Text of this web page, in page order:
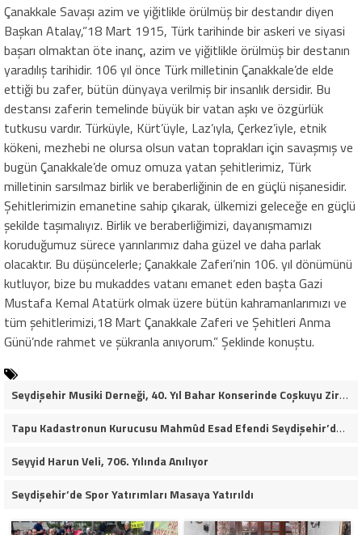
Çanakkale Savaşı azim ve yiğitlikle örülmüş bir destandır diyen
Başkan Atalay,”18 Mart 1915, Türk tarihinde bir askeri ve siyasi
başarı olmaktan öte inanç, azim ve yiğitlikle örülmüş bir destanın
yaradılış tarihidir. 106 yıl önce Türk milletinin Çanakkale’de elde
ettiği bu zafer, bütün dünyaya verilmiş bir insanlık dersidir. Bu
destansı zaferin temelinde büyük bir vatan aşkı ve özgürlük
tutkusu vardır. Türküyle, Kürt’üyle, Laz’ıyla, Çerkez’iyle, etnik
kökeni, mezhebi ne olursa olsun vatan toprakları için savaşmış ve
bugün Çanakkale’de omuz omuza yatan şehitlerimiz, Türk
milletinin sarsılmaz birlik ve beraberliğinin de en güçlü nişanesidir.
Şehitlerimizin emanetine sahip çıkarak, ülkemizi geleceğe en güçlü
şekilde taşımalıyız. Birlik ve beraberliğimizi, dayanışmamızı
koruduğumuz sürece yarınlarımız daha güzel ve daha parlak
olacaktır. Bu düşüncelerle; Çanakkale Zaferi’nin 106. yıl dönümünü
kutluyor, bize bu mukaddes vatanı emanet eden başta Gazi
Mustafa Kemal Atatürk olmak üzere bütün kahramanlarımızı ve
tüm şehitlerimizi,18 Mart Çanakkale Zaferi ve Şehitleri Anma
Günü’nde rahmet ve şükranla anıyorum.” Şeklinde konuştu.
Seydişehir Musiki Derneği, 40. Yıl Bahar Konserinde Coşkuyu Zirveye Taşıdı (VİDEO HABER)
Tapu Kadastronun Kurucusu Mahmûd Esad Efendi Seydişehir’de Anıldı
Seyyid Harun Veli, 706. Yılında Anılıyor
Seydişehir’de Spor Yatırımları Masaya Yatırıldı